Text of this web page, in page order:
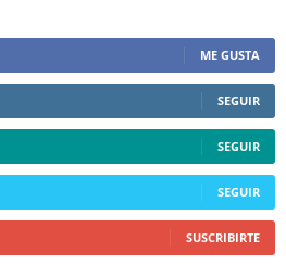
ME GUSTA
SEGUIR
SEGUIR
SEGUIR
SUSCRIBIRTE